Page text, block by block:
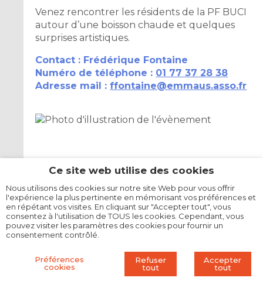
Venez rencontrer les résidents de la PF BUCI
autour d’une boisson chaude et quelques
surprises artistiques.
Contact : Frédérique Fontaine
Numéro de téléphone : 01 77 37 28 38
Adresse mail :ffontaine@emmaus.asso.fr
Ce site web utilise des cookies
Nous utilisons des cookies sur notre site Web pour vous offrir
l'expérience la plus pertinente en mémorisant vos préférences et
en répétant vos visites. En cliquant sur "Accepter tout", vous
consentez à l'utilisation de TOUS les cookies. Cependant, vous
pouvez visiter les paramètres des cookies pour fournir un
consentement contrôlé.
Préférences
cookies
Refuser
tout
Accepter
tout